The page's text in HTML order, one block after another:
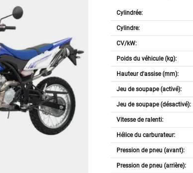
Cylindrée:
Cylindre:
CV/kW:
Poids du véhicule (kg):
Hauteur d'assise (mm):
Jeu de soupape (activé):
Jeu de soupape (désactivé):
Vitesse de ralenti:
Hélice du carburateur:
Pression de pneu (avant):
Pression de pneu (arrière):